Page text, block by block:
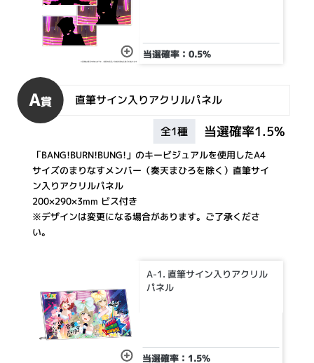
当選確率：0.5%
A賞 直筆サイン入りアクリルパネル
全1種 当選確率1.5%
「BANG!BURN!BUNG!」のキービジュアルを使用したA4
サイズのまりなすメンバー（奏天まひろを除く）直筆サイ
ン入りアクリルパネル
200×290×3mm ビス付き
※デザインは変更になる場合があります。ご了承くださ
い。
当選確率：1.5%
A-1. 直筆サイン入りアクリル
パネル